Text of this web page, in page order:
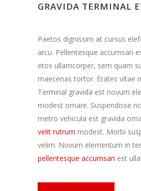
GRAVIDA TERMINAL
Paetos dignissim at cursus
arcu. Pellentesque accumsan
etos ullamcorper, sem quam
maecenas tortor. Erates vitae
Terminal gravida est novum
modest ornare. Suspendisse
metro vehicula est gravida
velit rutrum modest. Morbi
velim. Novum elementum in
pellentesque accumsan est